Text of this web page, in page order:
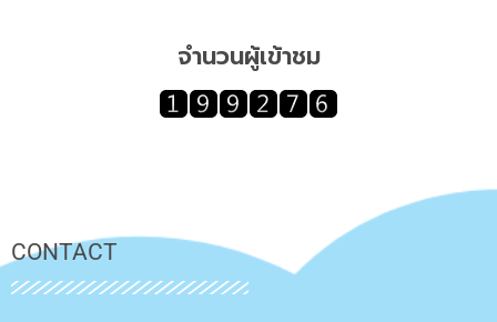
จำนวนผู้เข้าชม
CONTACT